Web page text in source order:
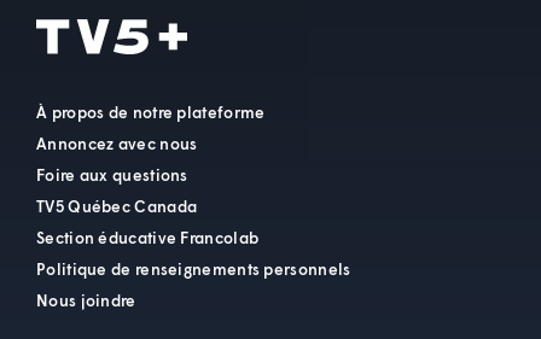
À propos de notre plateforme
Annoncez avec nous
Foire aux questions
TV5 Québec Canada
Section éducative Francolab
Politique de renseignements personnels
Nous joindre